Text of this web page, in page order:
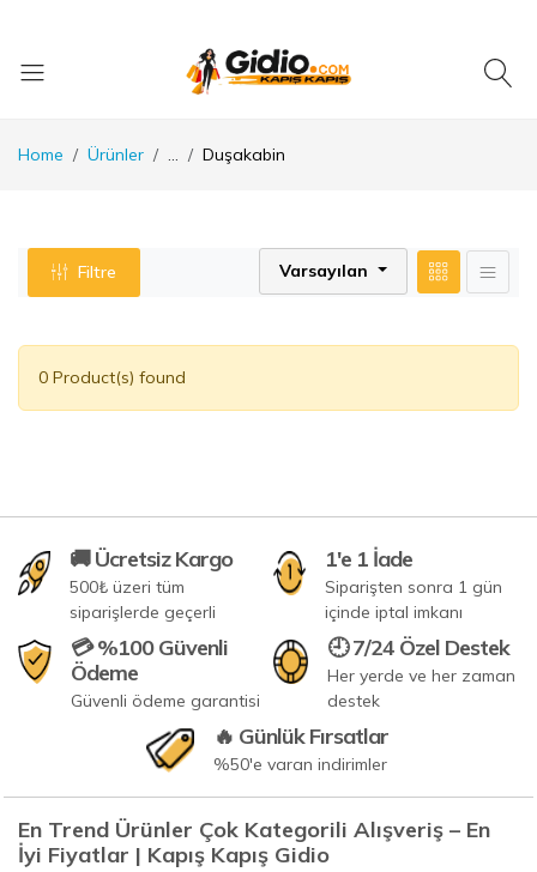
Home Ürünler ... Duşakabin
Filtre Varsayılan
0 Product(s) found
🚚 Ücretsiz Kargo
500₺ üzeri tüm
siparişlerde geçerli
1'e 1 İade
Siparişten sonra 1 gün
içinde iptal imkanı
💳 %100 Güvenli
Ödeme
Güvenli ödeme garantisi
🕘 7/24 Özel Destek
Her yerde ve her zaman
destek
🔥 Günlük Fırsatlar
%50'e varan indirimler
En Trend Ürünler Çok Kategorili Alışveriş – En
İyi Fiyatlar | Kapış Kapış Gidio